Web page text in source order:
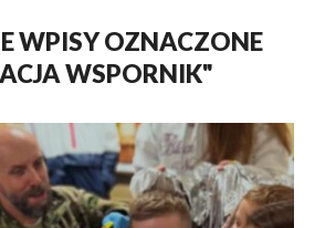
WPISY OZNACZONE
WSPORNIK"